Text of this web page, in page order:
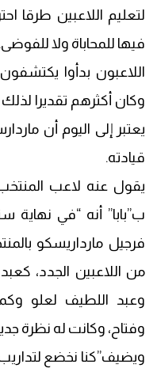
لتعليم اللاعبين طرقا
فيها للمحاباة ولا للفوضى.
اللاعبون بدأوا
وكان أكثرهم تقديرا
يعتبر إلى اليوم أن
قيادته.
يقول عنه لاعب
فرجيل مارداريسكو
من اللاعبين الجدد،
وعبد اللطيف لعلو
وفتاح، وكانت له نظرة
ويضيف”كنا نخضع